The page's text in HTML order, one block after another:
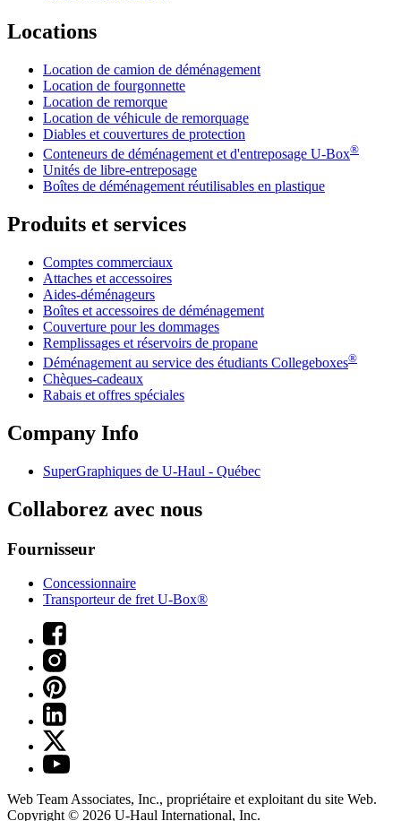
Locations
Location de camion de déménagement
Location de fourgonnette
Location de remorque
Location de véhicule de remorquage
Diables et couvertures de protection
Conteneurs de déménagement et d'entreposage U-Box®
Unités de libre-entreposage
Boîtes de déménagement réutilisables en plastique
Produits et services
Comptes commerciaux
Attaches et accessoires
Aides-déménageurs
Boîtes et accessoires de déménagement
Couverture pour les dommages
Remplissages et réservoirs de propane
Déménagement au service des étudiants Collegeboxes®
Chèques-cadeaux
Rabais et offres spéciales
Company Info
SuperGraphiques de U-Haul - Québec
Collaborez avec nous
Fournisseur
Concessionnaire
Transporteur de fret U-Box®
Web Team Associates, Inc., propriétaire et exploitant du site Web.
Copyright © 2026 U-Haul International, Inc.